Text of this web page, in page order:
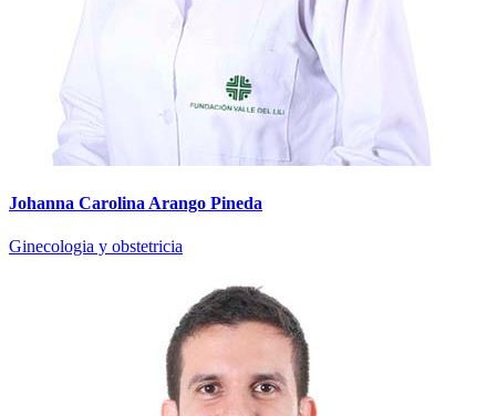
Johanna Carolina Arango Pineda
Ginecologia y obstetricia